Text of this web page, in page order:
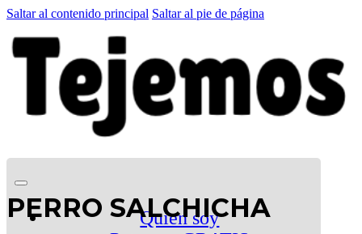
Saltar al contenido principal Saltar al pie de página
Quien soy
PERRO SALCHICHA